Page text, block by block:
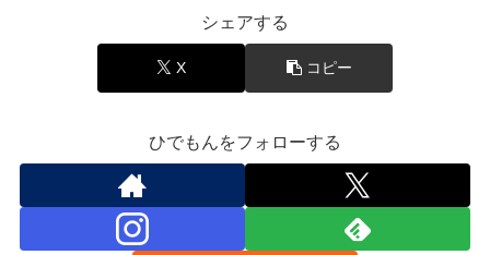
シェアする
X コピー
ひでもんをフォローする